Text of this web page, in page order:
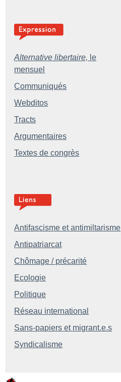
Alternative libertaire, le
mensuel
Communiqués
Webditos
Tracts
Argumentaires
Textes de congrès
Antifascisme et antimiltarisme
Antipatriarcat
Chômage / précarité
Ecologie
Politique
Réseau international
Sans-papiers et migrant.e.s
Syndicalisme